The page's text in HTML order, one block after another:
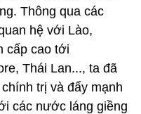
Thông qua các
hệ với Lào,
cấp cao tới
Thái Lan..., ta đã
trị và đẩy mạnh
các nước láng giềng